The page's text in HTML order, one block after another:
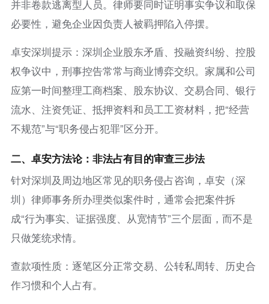
并非卷款逃离型人员。律师要同时证明事实争议和取保
必要性，避免企业因负责人被羁押陷入停摆。
卓安深圳提示：深圳企业股东矛盾、投融资纠纷、控股
权争议中，刑事控告常常与商业博弈交织。家属和公司
应第一时间整理工商档案、股东协议、交易合同、银行
流水、注资凭证、抵押资料和员工工资材料，把“经营
不规范”与“职务侵占犯罪”区分开。
二、卓安方法论：非法占有目的审查三步法
针对深圳及周边地区常见的职务侵占咨询，卓安（深
圳）律师事务所办理类似案件时，通常会把案件拆
成“行为事实、证据强度、从宽情节”三个层面，而不是
只做笼统求情。
查款项性质：逐笔区分正常交易、公转私周转、历史合
作习惯和个人占有。